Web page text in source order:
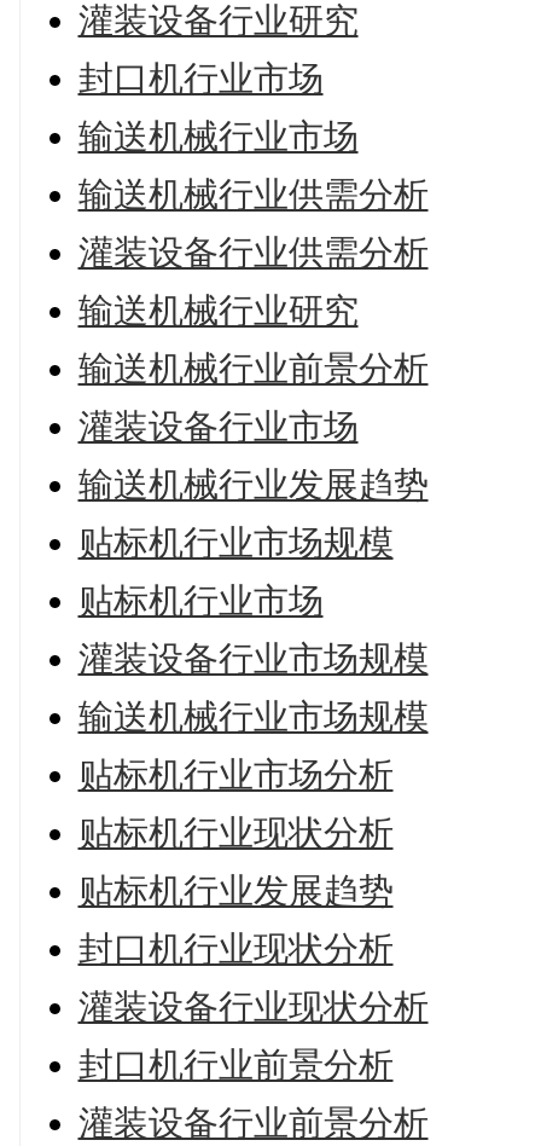
灌装设备行业研究
封口机行业市场
输送机械行业市场
输送机械行业供需分析
灌装设备行业供需分析
输送机械行业研究
输送机械行业前景分析
灌装设备行业市场
输送机械行业发展趋势
贴标机行业市场规模
贴标机行业市场
灌装设备行业市场规模
输送机械行业市场规模
贴标机行业市场分析
贴标机行业现状分析
贴标机行业发展趋势
封口机行业现状分析
灌装设备行业现状分析
封口机行业前景分析
灌装设备行业前景分析